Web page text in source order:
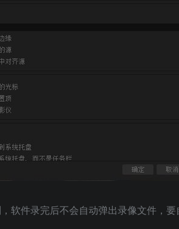
件录完后不会自动弹出录像文件，要